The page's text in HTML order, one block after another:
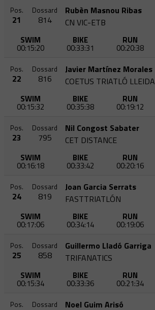
Pos.
21
Dossard
814
Rubèn Masnou Ribas
CN VIC-ETB
SWIM
00:15:20
BIKE
00:33:31
RUN
00:20:38
Pos.
22
Dossard
816
Javier Martínez Morales
COETUS TRIATLÓ LLEIDA
SWIM
00:15:32
BIKE
00:35:38
RUN
00:19:12
Pos.
23
Dossard
795
Nil Congost Sabater
CET DISTANCE
SWIM
00:16:18
BIKE
00:33:42
RUN
00:20:16
Pos.
24
Dossard
819
Joan Garcia Serrats
FASTTRIATLÓN
SWIM
00:17:06
BIKE
00:34:14
RUN
00:19:06
Pos.
25
Dossard
858
Guillermo Lladó Garriga
TRIFANATICS
SWIM
00:15:34
BIKE
00:33:36
RUN
00:21:34
Pos. Dossard
Noel Guim Arisó